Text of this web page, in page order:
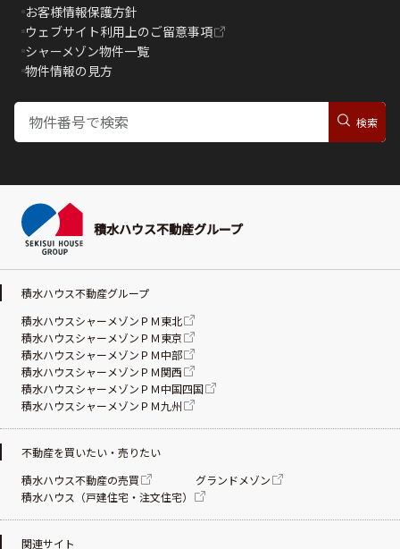
お客様情報保護方針
ウェブサイト利用上のご留意事項
シャーメゾン物件一覧
物件情報の見方
積水ハウス不動産グループ
積水ハウス不動産グループ
積水ハウスシャーメゾンＰＭ東北
積水ハウスシャーメゾンＰＭ東京
積水ハウスシャーメゾンＰＭ中部
積水ハウスシャーメゾンＰＭ関西
積水ハウスシャーメゾンＰＭ中国四国
積水ハウスシャーメゾンＰＭ九州
不動産を買いたい・売りたい
積水ハウス不動産の売買
グランドメゾン
積水ハウス（戸建住宅・注文住宅）
関連サイト